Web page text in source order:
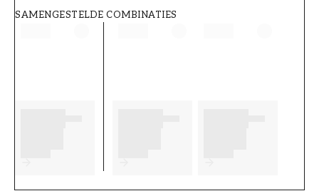
SAMENGESTELDE COMBINATIES